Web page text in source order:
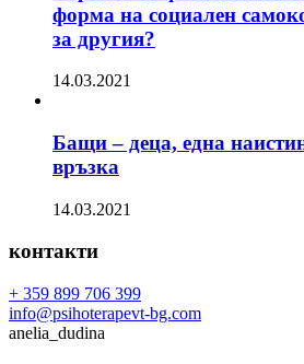
форма на социален
за другия?
14.03.2021
Бащи – деца, една
връзка
14.03.2021
контакти
+ 359 899 706 399
info@psihoterapevt-bg.com
anelia_dudina